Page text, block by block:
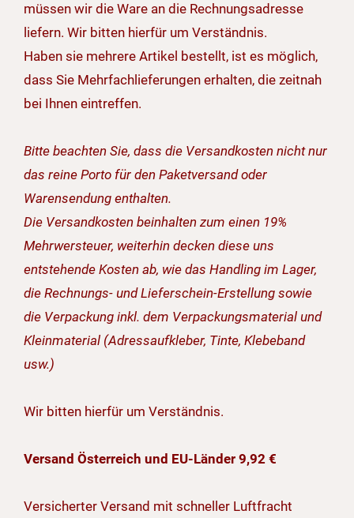
müssen wir die Ware an die Rechnungsadresse
liefern. Wir bitten hierfür um Verständnis.
Haben sie mehrere Artikel bestellt, ist es möglich,
dass Sie Mehrfachlieferungen erhalten, die zeitnah
bei Ihnen eintreffen.
Bitte beachten Sie, dass die Versandkosten nicht nur
das reine Porto für den Paketversand oder
Warensendung enthalten.
Die Versandkosten beinhalten zum einen 19%
Mehrwersteuer, weiterhin decken diese uns
entstehende Kosten ab, wie das Handling im Lager,
die Rechnungs- und Lieferschein-Erstellung sowie
die Verpackung inkl. dem Verpackungsmaterial und
Kleinmaterial (Adressaufkleber, Tinte, Klebeband
usw.)
Wir bitten hierfür um Verständnis.
Versand Österreich und EU-Länder 9,92 €
Versicherter Versand mit schneller Luftfracht